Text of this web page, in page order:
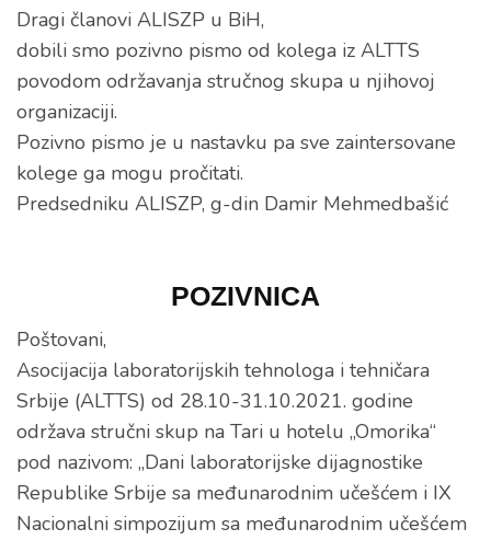
Dragi članovi ALISZP u BiH,
dobili smo pozivno pismo od kolega iz ALTTS
povodom održavanja stručnog skupa u njihovoj
organizaciji.
Pozivno pismo je u nastavku pa sve zaintersovane
kolege ga mogu pročitati.
Predsedniku ALISZP, g-din Damir Mehmedbašić
POZIVNICA
Poštovani,
Asocijacija laboratorijskih tehnologa i tehničara
Srbije (ALTTS) od 28.10-31.10.2021. godine
održava stručni skup na Tari u hotelu „Omorika“
pod nazivom: „Dani laboratorijske dijagnostike
Republike Srbije sa međunarodnim učešćem i IX
Nacionalni simpozijum sa međunarodnim učešćem